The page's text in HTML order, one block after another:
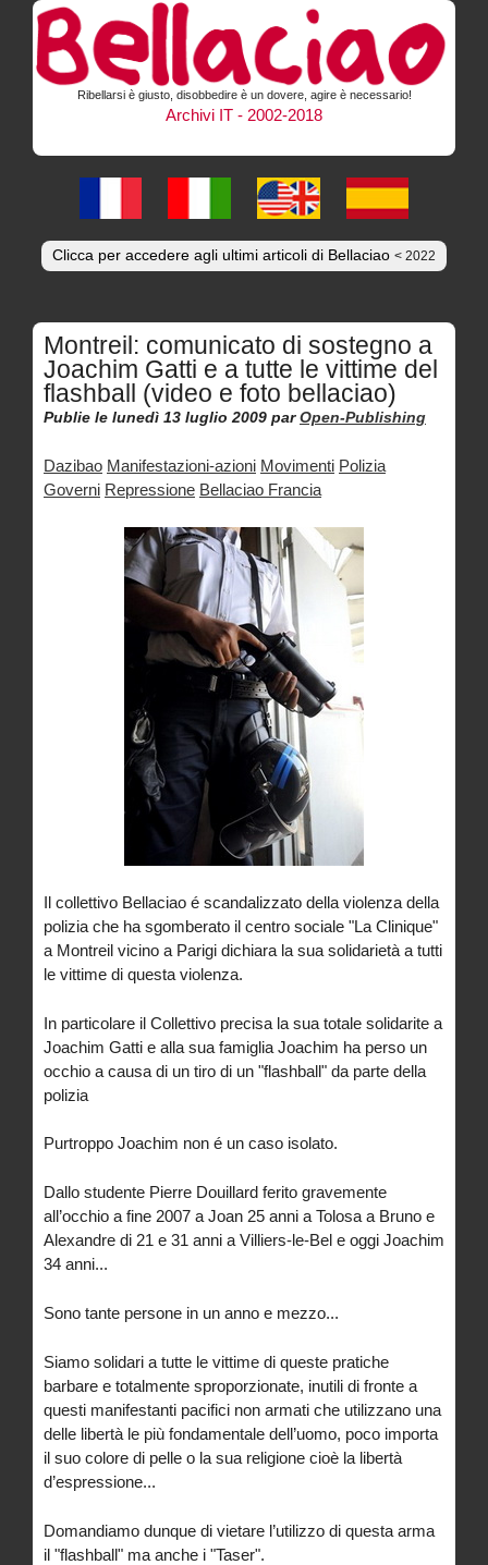
Ribellarsi è giusto, disobbedire è un dovere, agire è necessario!
Archivi IT - 2002-2018
Clicca per accedere agli ultimi articoli di Bellaciao < 2022
Montreil: comunicato di sostegno a
Joachim Gatti e a tutte le vittime del
flashball (video e foto bellaciao)
Publie le lunedì 13 luglio 2009 par Open-Publishing
Dazibao Manifestazioni-azioni Movimenti Polizia
Governi Repressione Bellaciao Francia
Il collettivo Bellaciao é scandalizzato della violenza della
polizia che ha sgomberato il centro sociale "La Clinique"
a Montreil vicino a Parigi dichiara la sua solidarietà a tutti
le vittime di questa violenza.
In particolare il Collettivo precisa la sua totale solidarite a
Joachim Gatti e alla sua famiglia Joachim ha perso un
occhio a causa di un tiro di un "flashball" da parte della
polizia
Purtroppo Joachim non é un caso isolato.
Dallo studente Pierre Douillard ferito gravemente
all’occhio a fine 2007 a Joan 25 anni a Tolosa a Bruno e
Alexandre di 21 e 31 anni a Villiers-le-Bel e oggi Joachim
34 anni...
Sono tante persone in un anno e mezzo...
Siamo solidari a tutte le vittime di queste pratiche
barbare e totalmente sproporzionate, inutili di fronte a
questi manifestanti pacifici non armati che utilizzano una
delle libertà le più fondamentale dell’uomo, poco importa
il suo colore di pelle o la sua religione cioè la libertà
d’espressione...
Domandiamo dunque di vietare l’utilizzo di questa arma
il "flashball" ma anche i "Taser".